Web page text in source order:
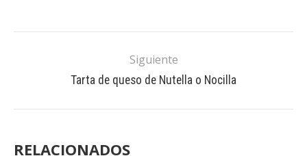
Siguiente
Tarta de queso de Nutella o Nocilla
RELACIONADOS